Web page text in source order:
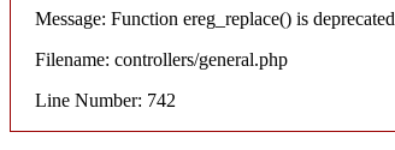
Message: Function ereg_replace() is deprecated
Filename: controllers/general.php
Line Number: 742